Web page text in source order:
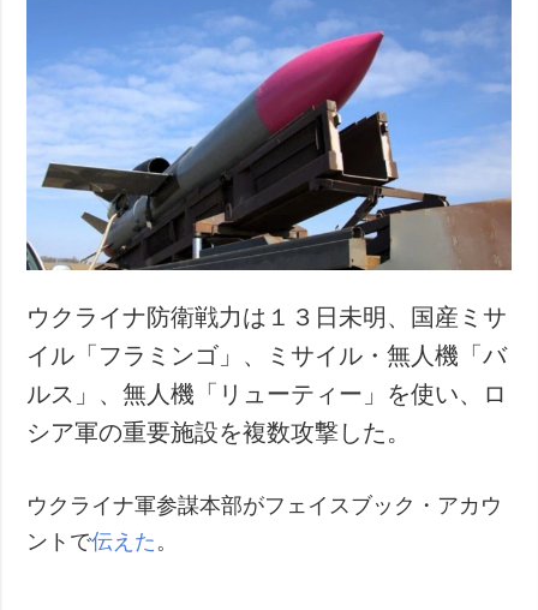
ウクライナ防衛戦力は１３日未明、国産ミサ
イル「フラミンゴ」、ミサイル・無人機「バ
ルス」、無人機「リューティー」を使い、ロ
シア軍の重要施設を複数攻撃した。
ウクライナ軍参謀本部がフェイスブック・アカウ
ントで伝えた 。